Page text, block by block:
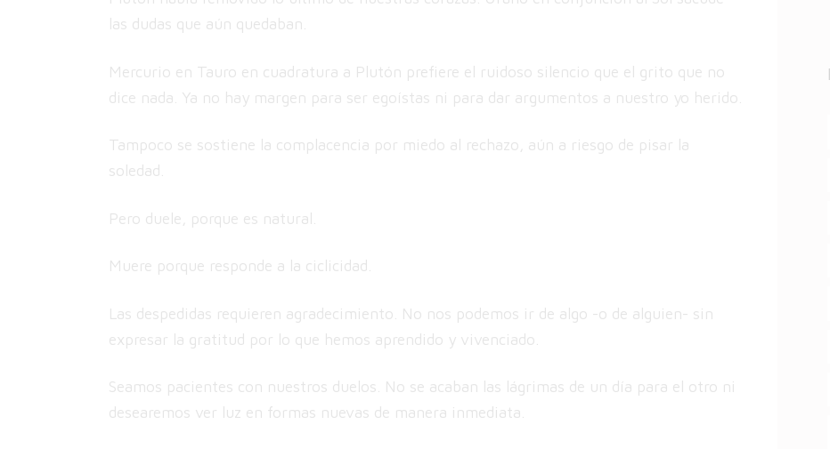
las dudas que aún quedaban.
Mercurio en Tauro en cuadratura a Plutón prefiere el ruidoso silencio que el grito que no
dice nada. Ya no hay margen para ser egoístas ni para dar argumentos a nuestro yo herido.
Tampoco se sostiene la complacencia por miedo al rechazo, aún a riesgo de pisar la
soledad.
Pero duele, porque es natural.
Muere porque responde a la ciclicidad.
Las despedidas requieren agradecimiento. No nos podemos ir de algo -o de alguien- sin
expresar la gratitud por lo que hemos aprendido y vivenciado.
Seamos pacientes con nuestros duelos. No se acaban las lágrimas de un día para el otro ni
desearemos ver luz en formas nuevas de manera inmediata.